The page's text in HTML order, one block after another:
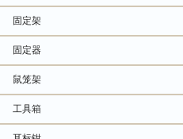
固定架
固定器
鼠笼架
工具箱